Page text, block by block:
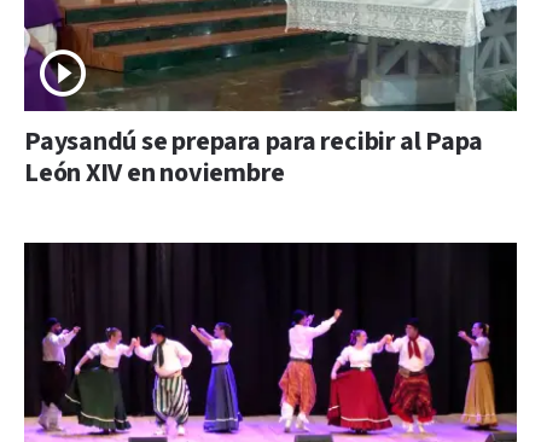
Paysandú se prepara para recibir al Papa
León XIV en noviembre